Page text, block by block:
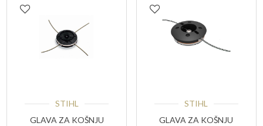
STIHL
GLAVA ZA KOŠNJU
STIHL
GLAVA ZA KOŠNJU